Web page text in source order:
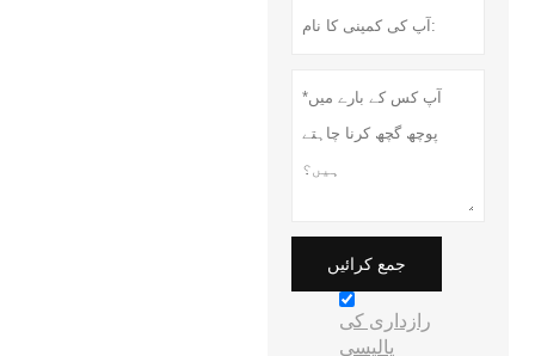
جمع کرائیں
رازداری کی
پالیسی